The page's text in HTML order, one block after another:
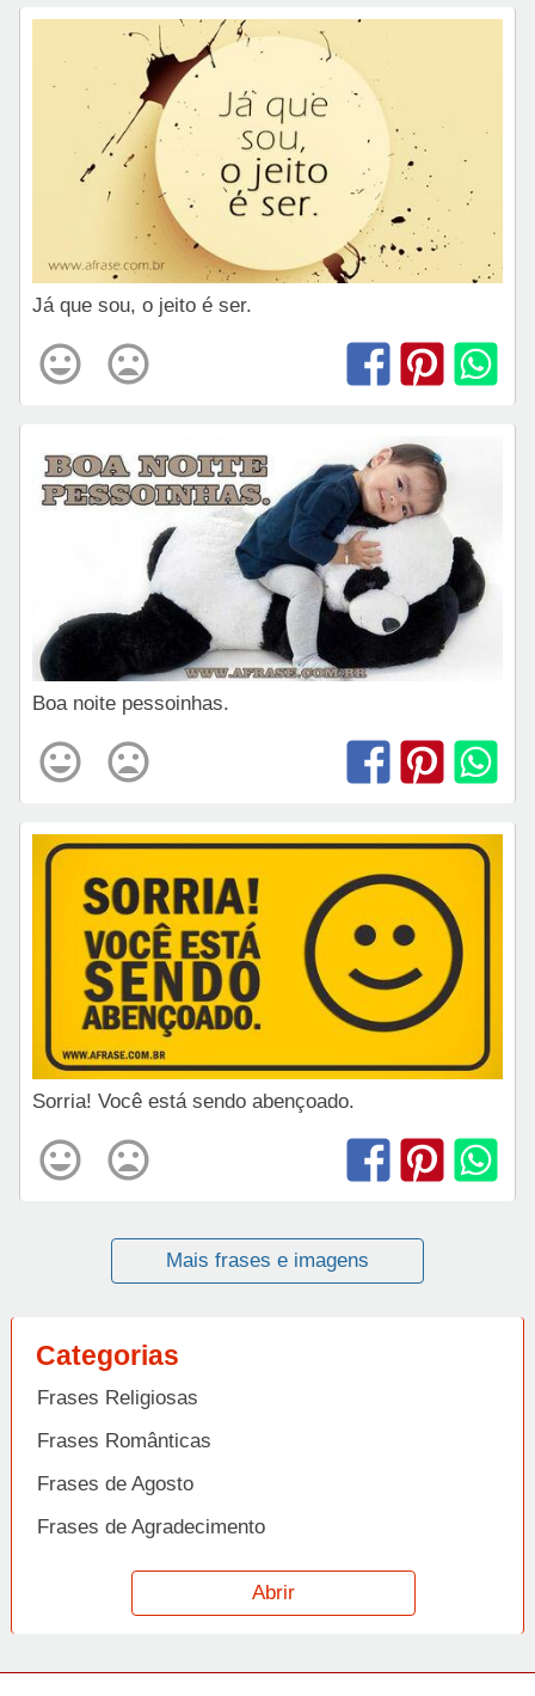
Já que sou, o jeito é ser.
Boa noite pessoinhas.
Sorria! Você está sendo abençoado.
Mais frases e imagens
Categorias
Frases Religiosas
Frases Românticas
Frases de Agosto
Frases de Agradecimento
Frases de Amizade
Frases de Amor
Abrir